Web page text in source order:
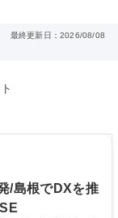
最終更新日：2026/08/08
/島根でDXを推